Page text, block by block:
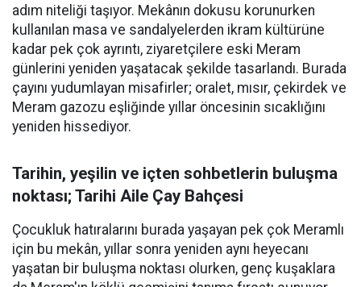
adım niteliği taşıyor. Mekânın dokusu korunurken
kullanılan masa ve sandalyelerden ikram kültürüne
kadar pek çok ayrıntı, ziyaretçilere eski Meram
günlerini yeniden yaşatacak şekilde tasarlandı. Burada
çayını yudumlayan misafirler; oralet, mısır, çekirdek ve
Meram gazozu eşliğinde yıllar öncesinin sıcaklığını
yeniden hissediyor.
Tarihin, yeşilin ve içten sohbetlerin buluşma
noktası; Tarihi Aile Çay Bahçesi
Çocukluk hatıralarını burada yaşayan pek çok Meramlı
için bu mekân, yıllar sonra yeniden aynı heyecanı
yaşatan bir buluşma noktası olurken, genç kuşaklara